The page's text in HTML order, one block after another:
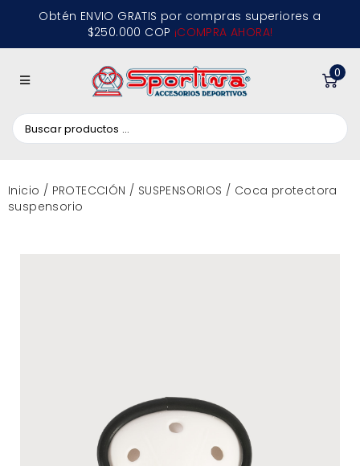
Obtén ENVIO GRATIS por compras superiores a
$250.000 COP ¡COMPRA AHORA!
0
Inicio / PROTECCIÓN / SUSPENSORIOS / Coca protectora
suspensorio